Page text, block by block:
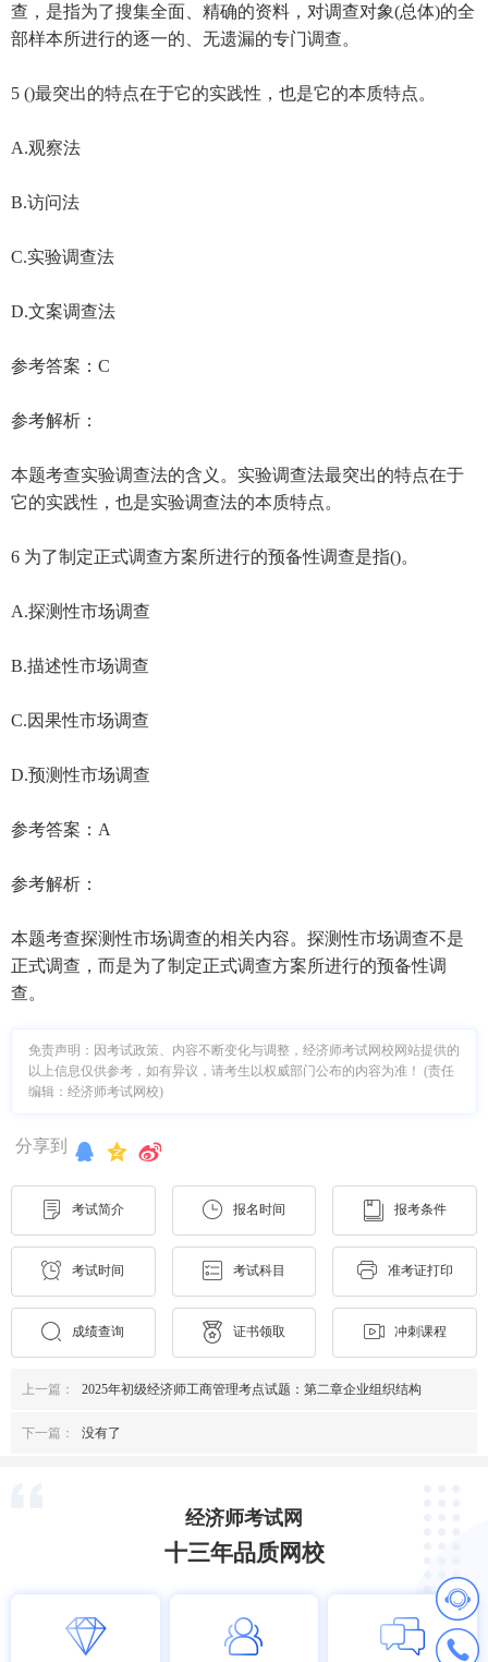
查，是指为了搜集全面、精确的资料，对调查对象(总体)的全
部样本所进行的逐一的、无遗漏的专门调查。
5 ()最突出的特点在于它的实践性，也是它的本质特点。
A.观察法
B.访问法
C.实验调查法
D.文案调查法
参考答案：C
参考解析：
本题考查实验调查法的含义。实验调查法最突出的特点在于
它的实践性，也是实验调查法的本质特点。
6 为了制定正式调查方案所进行的预备性调查是指()。
A.探测性市场调查
B.描述性市场调查
C.因果性市场调查
D.预测性市场调查
参考答案：A
参考解析：
本题考查探测性市场调查的相关内容。探测性市场调查不是
正式调查，而是为了制定正式调查方案所进行的预备性调
查。
免责声明：因考试政策、内容不断变化与调整，经济师考试网校网站提供的
以上信息仅供参考，如有异议，请考生以权威部门公布的内容为准！ (责任
编辑：经济师考试网校)
分享到
考试简介 报名时间 报考条件
考试时间 考试科目 准考证打印
成绩查询 证书领取 冲刺课程
上一篇： 2025年初级经济师工商管理考点试题：第二章企业组织结构
下一篇： 没有了
经济师考试网
十三年品质网校